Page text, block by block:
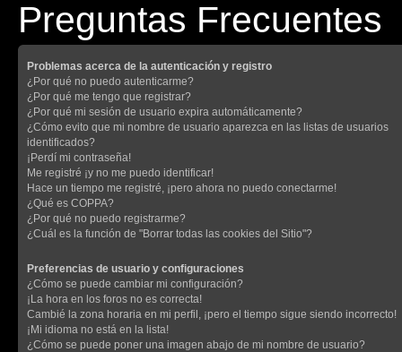
Preguntas Frecuentes
Problemas acerca de la autenticación y registro
¿Por qué no puedo autenticarme?
¿Por qué me tengo que registrar?
¿Por qué mi sesión de usuario expira automáticamente?
¿Cómo evito que mi nombre de usuario aparezca en las listas de usuarios
identificados?
¡Perdí mi contraseña!
Me registré ¡y no me puedo identificar!
Hace un tiempo me registré, ¡pero ahora no puedo conectarme!
¿Qué es COPPA?
¿Por qué no puedo registrarme?
¿Cuál es la función de "Borrar todas las cookies del Sitio"?
Preferencias de usuario y configuraciones
¿Cómo se puede cambiar mi configuración?
¡La hora en los foros no es correcta!
Cambié la zona horaria en mi perfil, ¡pero el tiempo sigue siendo incorrecto!
¡Mi idioma no está en la lista!
¿Cómo se puede poner una imagen abajo de mi nombre de usuario?